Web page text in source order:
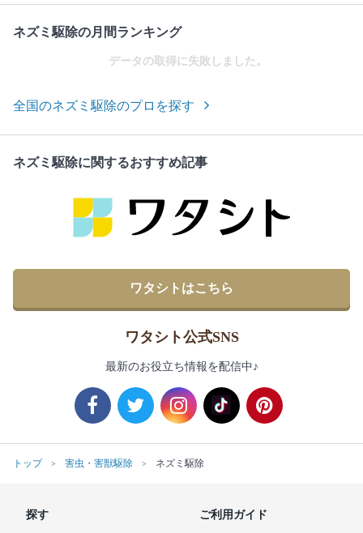
ネズミ駆除の月間ランキング
データの取得に失敗しました。
全国のネズミ駆除のプロを探す
ネズミ駆除に関するおすすめ記事
ワタシトはこちら
ワタシト公式SNS
最新のお役立ち情報を配信中♪
トップ 害虫・害獣駆除 ネズミ駆除
探す ご利用ガイド